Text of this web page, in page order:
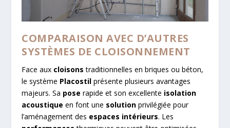
COMPARAISON AVEC D’AUTRES
SYSTÈMES DE CLOISONNEMENT
Face aux cloisons traditionnelles en briques ou béton,
le système Placostil présente plusieurs avantages
majeurs. Sa pose rapide et son excellente isolation
acoustique en font une solution privilégiée pour
l’aménagement des espaces intérieurs. Les